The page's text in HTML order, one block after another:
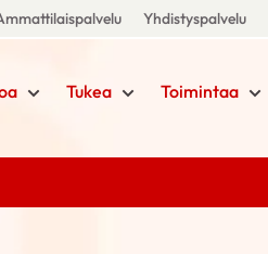
Yhdistyspalvelu
Tukea Toimintaa